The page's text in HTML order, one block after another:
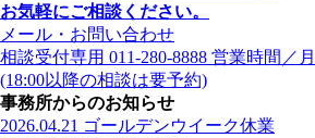
お気軽にご相談ください。
メール・お問い合わせ
相談受付専用 011-280-8888 営業時間／
(18:00以降の相談は要予約)
事務所からのお知らせ
2026.04.21 ゴールデンウイーク休業